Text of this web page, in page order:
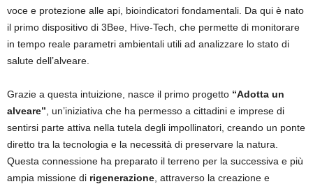
voce e protezione alle api, bioindicatori fondamentali. Da qui è nato
il primo dispositivo di 3Bee, Hive-Tech, che permette di monitorare
in tempo reale parametri ambientali utili ad analizzare lo stato di
salute dell’alveare.
Grazie a questa intuizione, nasce il primo progetto “Adotta un
alveare” , un’iniziativa che ha permesso a cittadini e imprese di
sentirsi parte attiva nella tutela degli impollinatori, creando un ponte
diretto tra la tecnologia e la necessità di preservare la natura.
Questa connessione ha preparato il terreno per la successiva e più
ampia missione di rigenerazione , attraverso la creazione e